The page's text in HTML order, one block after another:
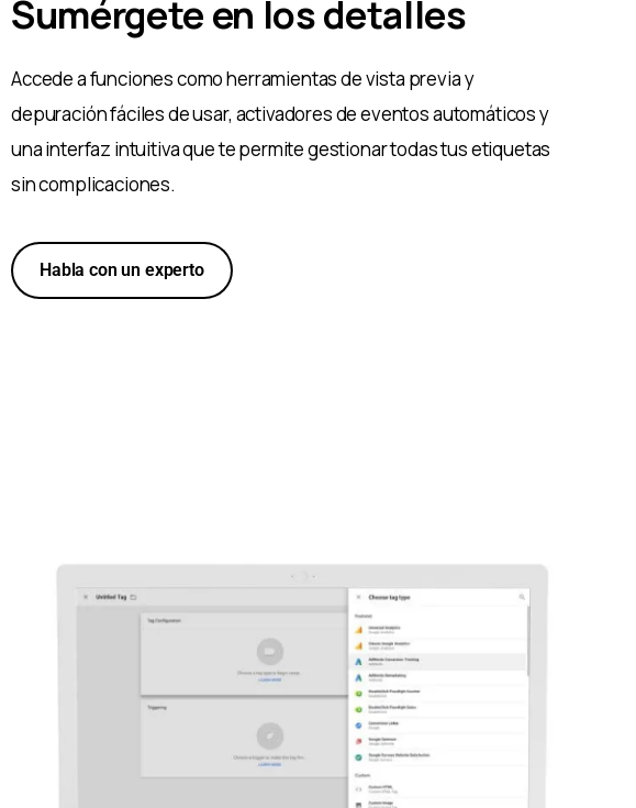
Sumérgete en los detalles
Accede a funciones como herramientas de vista previa y
depuración fáciles de usar, activadores de eventos automáticos y
una interfaz intuitiva que te permite gestionar todas tus etiquetas
sin complicaciones.
Habla con un experto